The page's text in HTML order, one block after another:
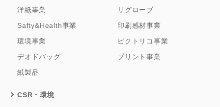
洋紙事業
Safty&Health事業
環境事業
デオドバッグ
紙製品
リグローブ
印刷感材事業
ピクトリコ事業
プリント事業
CSR・環境